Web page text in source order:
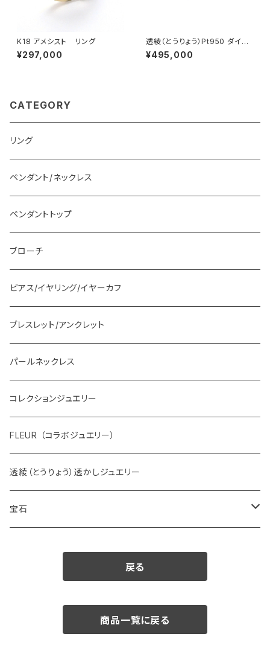
K18 アメシスト リング
¥297,000
透綾（とうりょう）Pt950 ダイヤ
モンド 透かしリング枠
¥495,000
CATEGORY
リング
ペンダント/ネックレス
ペンダントトップ
ブローチ
ピアス/イヤリング/イヤーカフ
ブレスレット/アンクレット
パールネックレス
コレクションジュエリー
FLEUR （コラボジュエリー）
透綾（とうりょう）透かしジュエリー
宝石
カラーストーン
戻る
商品一覧に戻る